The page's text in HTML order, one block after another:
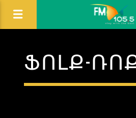
ՖՈԼՔ-ՌՈՔ